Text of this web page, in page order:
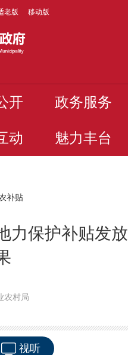
老版 移动版
开 政务服务
动 魅力丰台
补贴
力保护补贴发放
农村局
视听